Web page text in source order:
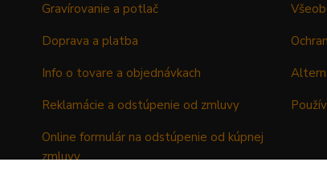
Gravírovanie a potlač
Doprava a platba
Info o tovare a objednávkach
Reklamácie a odstúpenie od zmluvy
Online formulár na odstúpenie od kúpnej
zmluvy